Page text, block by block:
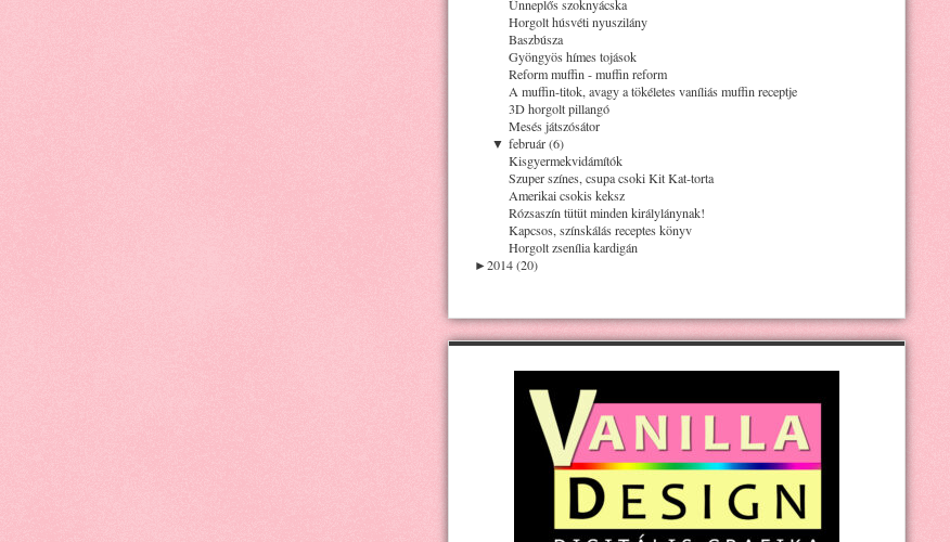
Ünneplős szoknyácska
Horgolt húsvéti nyuszilány
Baszbúsza
Gyöngyös hímes tojások
Reform muffin - muffin reform
A muffin-titok, avagy a tökéletes vaníliás muffin receptje
3D horgolt pillangó
Mesés játszósátor
▼ február (6)
Kisgyermekvidámítók
Szuper színes, csupa csoki Kit Kat-torta
Amerikai csokis keksz
Rózsaszín tütüt minden királylánynak!
Kapcsos, színskálás receptes könyv
Horgolt zsenília kardigán
►2014 (20)